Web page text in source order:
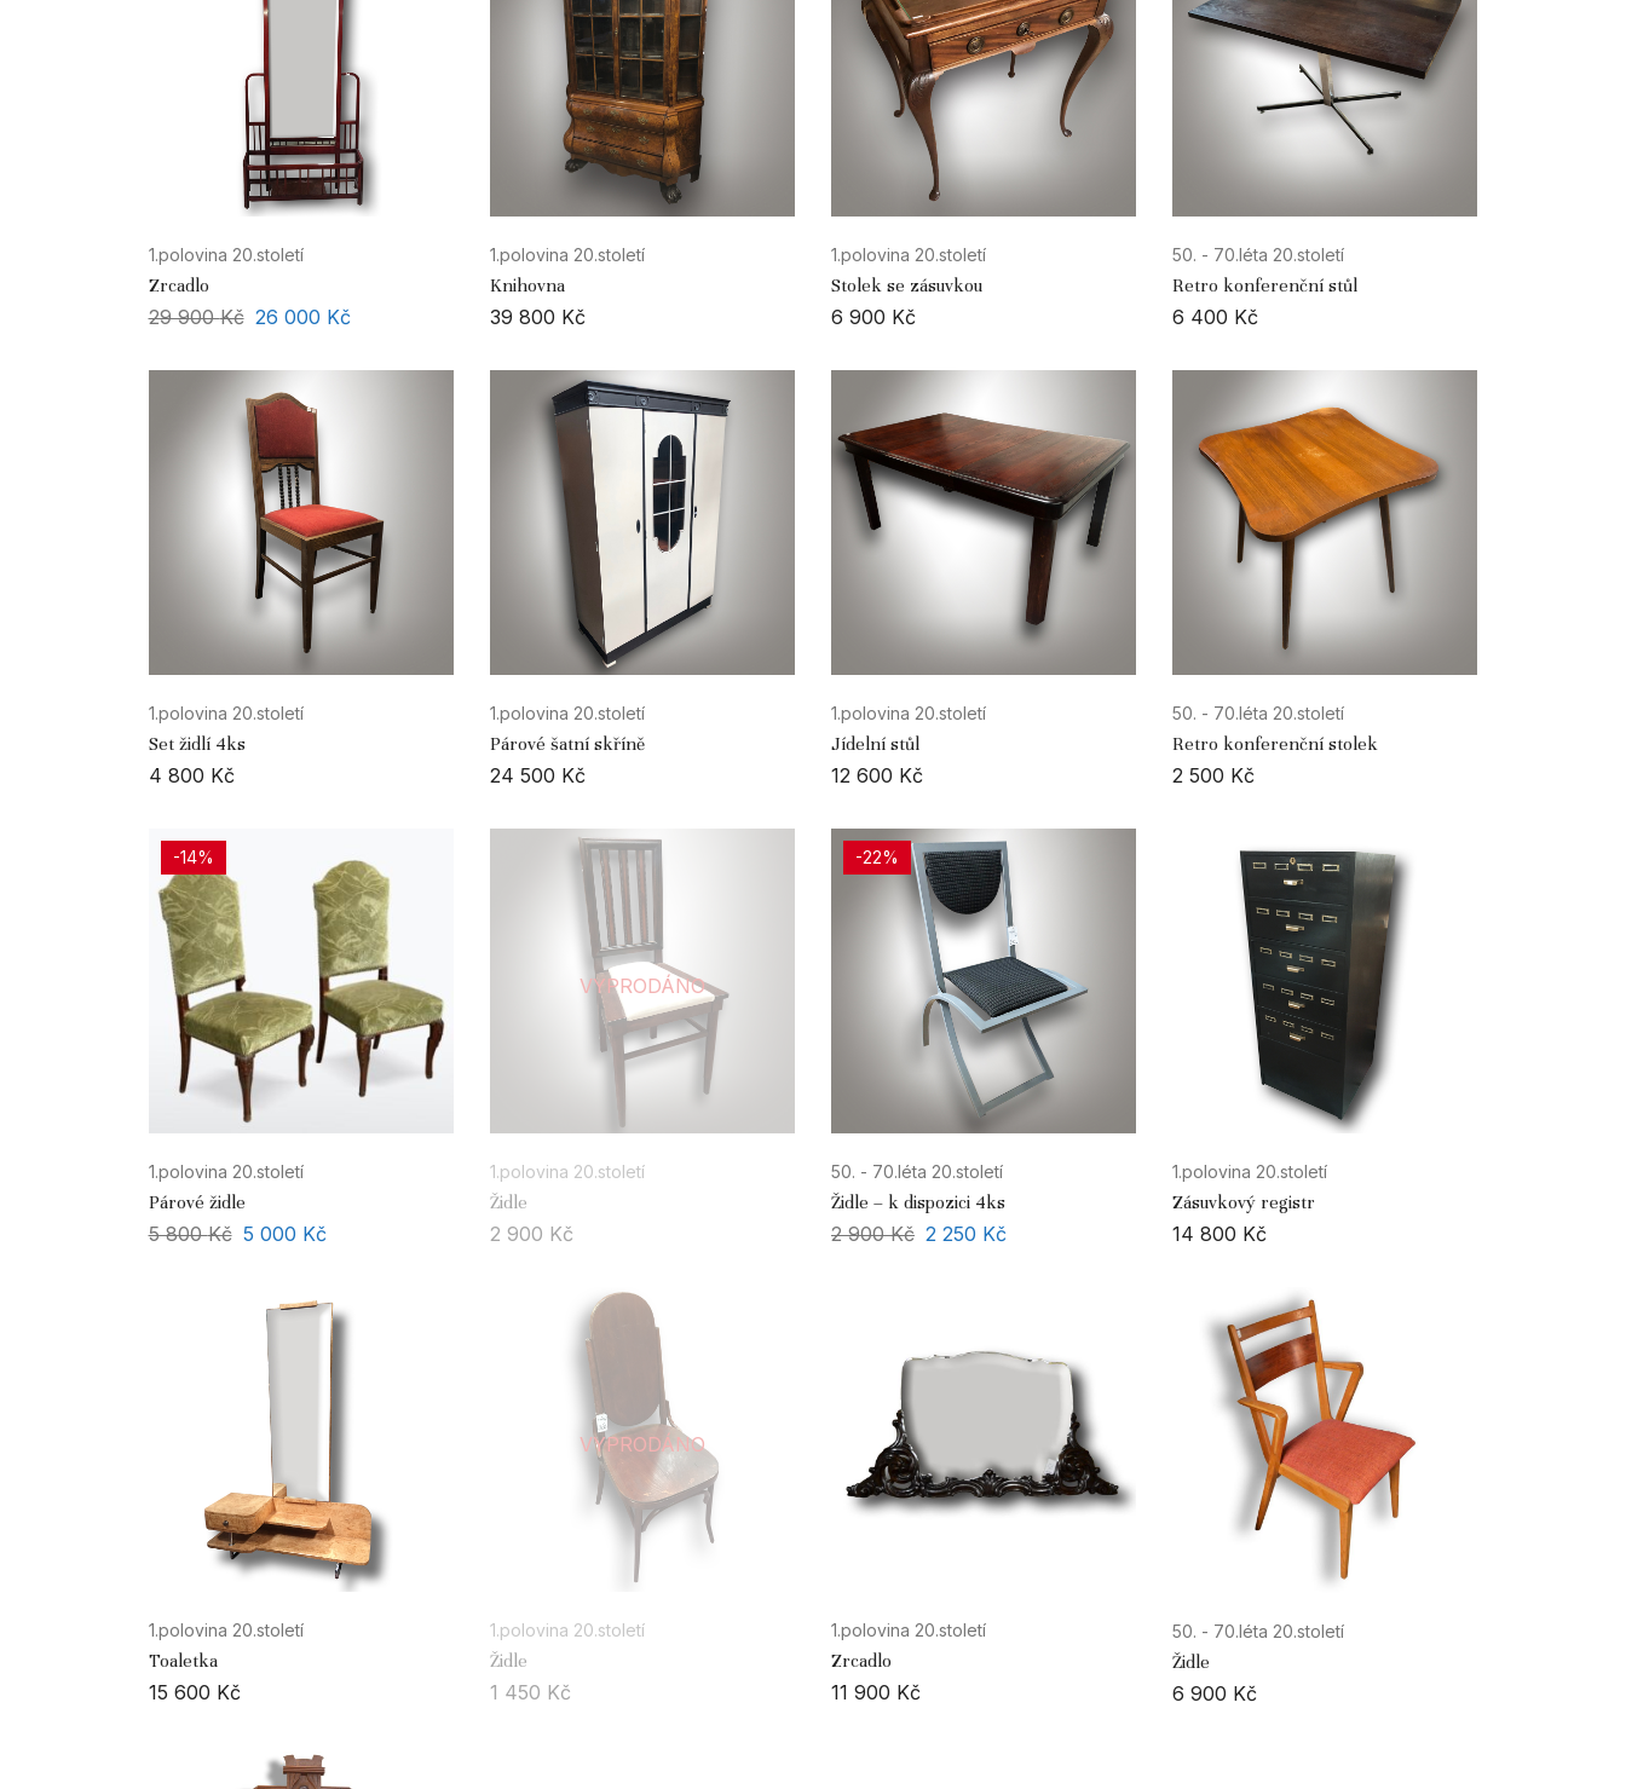
1.polovina 20.století
Zrcadlo
29 900Kč 26 000 Kč
1.polovina 20.století
Knihovna
39 800 Kč
1.polovina 20.století
Stolek se zásuvkou
6 900 Kč
50. - 70.léta 20.století
Retro konferenční stůl
6 400 Kč
1.polovina 20.století
Set židlí 4ks
4 800 Kč
1.polovina 20.století
Párové šatní skříně
24 500 Kč
1.polovina 20.století
Jídelní stůl
12 600 Kč
50. - 70.léta 20.století
Retro konferenční stolek
2 500 Kč
-14%
1.polovina 20.století
Párové židle
5 800Kč 5 000 Kč
VYPRODÁNO
1.polovina 20.století
Židle
2 900 Kč
-22%
50. - 70.léta 20.století
Židle – k dispozici 4ks
2 900Kč 2 250 Kč
1.polovina 20.století
Zásuvkový registr
14 800 Kč
1.polovina 20.století
Toaletka
15 600 Kč
VYPRODÁNO
1.polovina 20.století
Židle
1 450 Kč
1.polovina 20.století
Zrcadlo
11 900 Kč
50. - 70.léta 20.století
Židle
6 900 Kč